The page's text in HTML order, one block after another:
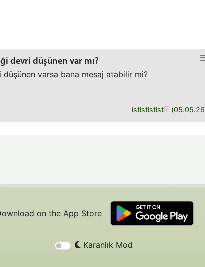
devri düşünen var mı?
varsa bana mesaj atabilir mi?
istististist (05.05.26
Karanlık Mod